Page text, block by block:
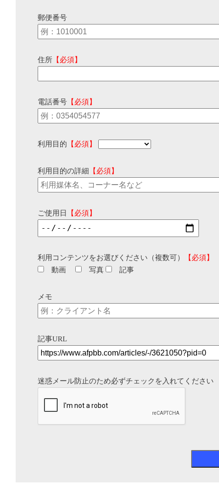
郵便番号
住所 【必須】
電話番号 【必須】
利用目的 【必須】
利用目的の詳細 【必須】
ご使用日 【必須】
利用コンテンツをお選びください（複数可）
【必須】
動画
写真 記事
メモ
記事URL
迷惑メール防止のため必ずチェックを入れてください